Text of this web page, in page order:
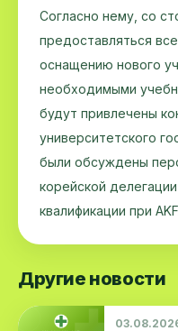
Согласно нему, со
предоставляться
оснащению нового
необходимыми
будут привлечены
университетского
были обсуждены
корейской
квалификации при
Другие новости